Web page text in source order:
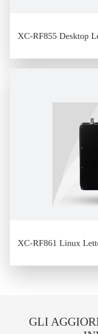
XC-RF855 Desktop
XC-RF861 Linux
GLI